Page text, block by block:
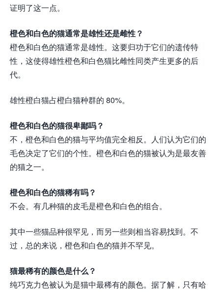
证明了这一点。
橙色和白色的猫通常是雄性还是雌性？
橙色和白色的猫通常是雄性。这要归功于它们的遗传特
性，这使得雄性橙色和白色猫比雌性同类产生更多的后
代。
雄性橙白猫占橙白猫种群的 80%。
橙色和白色的猫很卑鄙吗？
不，橙色和白色的猫与平均值完全相反。人们认为它们的
毛色决定了它们的个性。橙色和白色的猫被认为是最友善
的猫之一。
橙色和白色的猫稀有吗？
不会。有几种猫的皮毛是橙色和白色的组合。
其中一些猫品种很罕见，而另一些则相当容易找到。不
过，总的来说，橙色和白色的猫并不罕见。
猫最稀有的颜色是什么？
纯巧克力色被认为是猫中最稀有的颜色。据了解，只有哈